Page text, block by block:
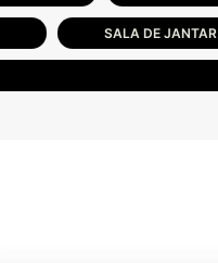
SALA DE JANTAR